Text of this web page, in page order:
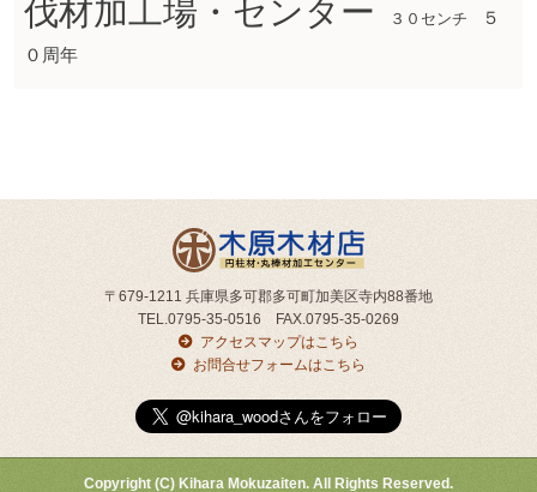
伐材加工場・センター
３０センチ
５
０周年
〒679-1211 兵庫県多可郡多可町加美区寺内88番地
TEL.0795-35-0516 FAX.0795-35-0269
アクセスマップはこちら
お問合せフォームはこちら
Copyright (C) Kihara Mokuzaiten. All Rights Reserved.